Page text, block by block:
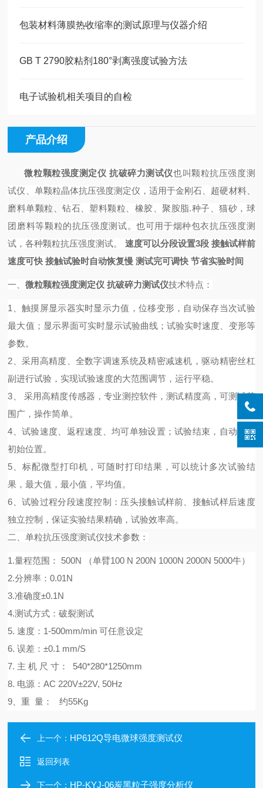
包装材料薄膜热收缩率的测试原理与仪器介绍
GB T 2790胶粘剂180°剥离强度试验方法
电子试验机相关项目的自检
产品介绍
微粒颗粒强度测定仪 抗破碎力测试仪也叫颗粒抗压强度测
试仪 、单颗粒晶体抗压强度测 定仪 ，适用于金刚石、 超硬材料、
磨料单颗粒、钻石、塑料颗粒、橡胶、聚胺脂.种子、猫砂，球
团 磨料等颗粒的抗压强度测试。也可用于烟种包衣抗压强度测
试，各种颗粒抗压强度测试。
速度可以分段设置3段 接触试样前
速度可快 接触试验时自动恢复慢 测试完可调快 节省实验时间
一、微粒颗粒强度测定仪 抗破碎力测试仪技术特点：
1 、触摸屏显示器实时显示力值，位移变形，自动保存当次试验
最大值； 显示界面可实时显示试验曲线；试验实时速度、变形等
参数。
2 、采用高精度、全数字调速系统及精密减速机，驱动精密丝杠
副进行试验，实现试验速度的大范围调节，运行平稳。
3
采用高精度传感器 ，专业测控软件，测试精度高，可测试范
围广，操作简单。
4、试验速度、返程速度、均可单独设置；试验结束，自动回位
初始位置。
5、标配微型打印机，可随时打印结果，可以统计多次试验结
果，最大值，最小值，平均值。
6、试验过程分段速度控制：压头接触试样前、接触试样后速度
独立控制，保证实验结果精确，试验效率高。
二、单粒抗压强度测试仪技术参数：
1.量程范围：
500N （单臂100 N 200N 1000N 2000N 5000牛）
2.分辨率：0.01N
3.准确度±0.1N
4.测试方式：破裂测试
5. 速度：1-500mm/min 可任意设定
6. 误差：±0.1 mm/S
7. 主 机 尺 寸： 540*280*1250mm
8. 电源：AC 220V±22V, 50Hz
9、重 量： 约55Kg
上一个： HP612Q导电微球强度测试仪
返回列表
下一个： HP-KYJ-06炭黑粒子强度分析仪